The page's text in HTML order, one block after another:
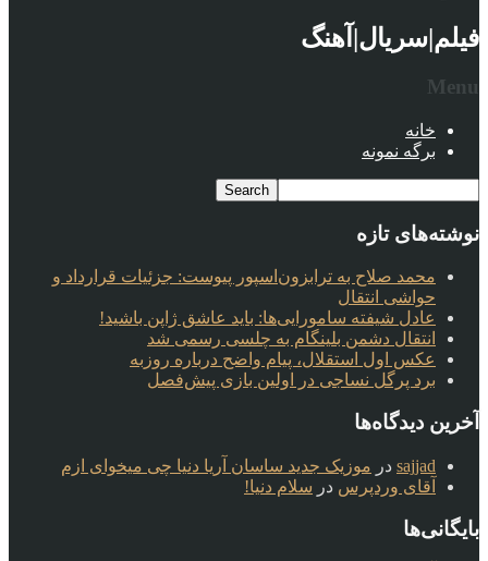
فیلم|سریال|آهنگ
Menu
خانه
برگه نمونه
نوشته‌های تازه
محمد صلاح به ترابزون‌اسپور پیوست: جزئیات قرارداد و
حواشی انتقال
عادل شیفته سامورایی‌ها: باید عاشق ژاپن باشید!
انتقال دشمن بلینگام به چلسی رسمی شد
عکس اول استقلال، پیام واضح درباره روزبه
برد پرگل نساجی در اولین بازی پیش‌فصل
آخرین دیدگاه‌ها
sajjad در موزیک جدید ساسان آریا دنیا چی میخوای ازم
آقای وردپرس در سلام دنیا!
بایگانی‌ها